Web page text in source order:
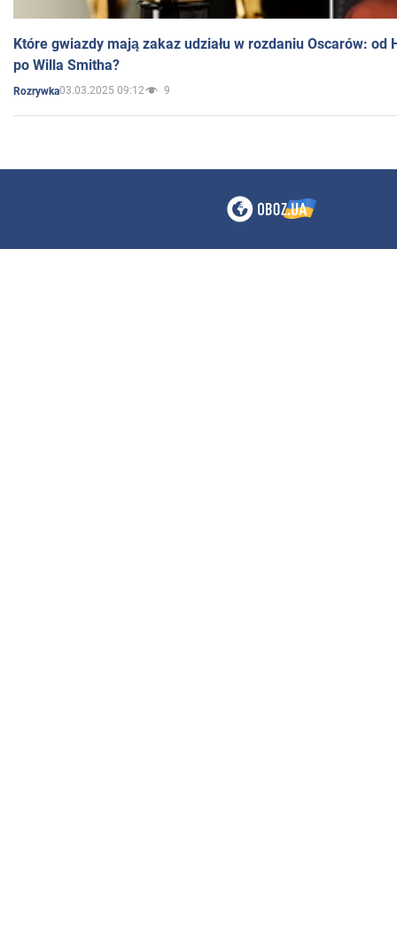
Które gwiazdy mają zakaz udziału w rozdaniu Oscarów: od
po Willa Smitha?
Rozrywka03.03.2025 09:12 9